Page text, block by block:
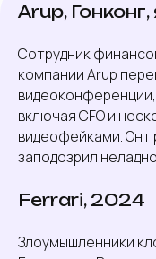
Arup,
Сотрудник
компании Arup
включая CFO и
видеофейками. Он
заподозрил
Ferrari, 2024
Злоумышленники